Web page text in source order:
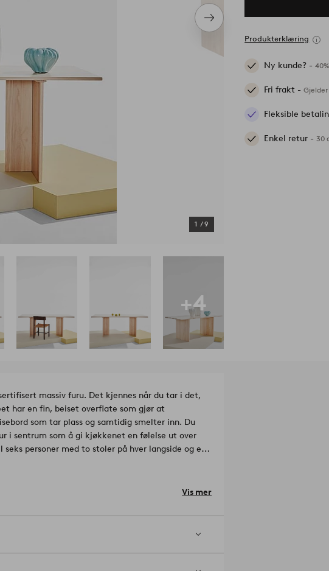
Neste
produkt
1 /9
Produkterklæring
Ny kunde? -
Fri frakt -
Fleksible
Enkel retur -30
+4
massiv furu. Det kjennes når du tar i det,
har en fin, beiset overflate som gjør at
som tar plass og samtidig smelter inn. Du
i sentrum som å gi kjøkkenet en følelse ut over
personer med to stoler på hver langside og en
for å skru fast bena medfølger.
Vis mer